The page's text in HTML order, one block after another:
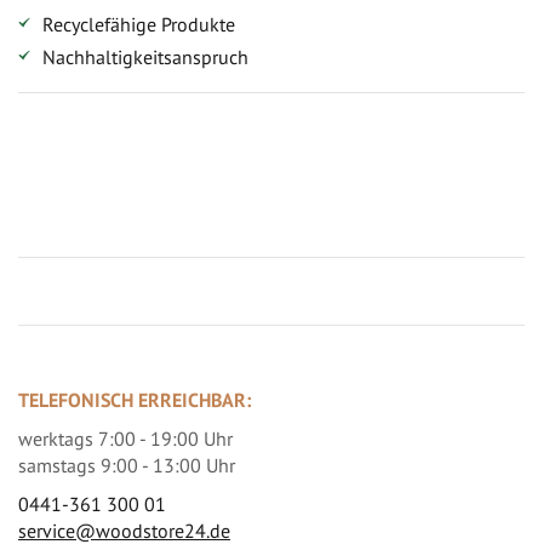
Recyclefähige Produkte
Nachhaltigkeitsanspruch
TELEFONISCH ERREICHBAR:
werktags 7:00 - 19:00 Uhr
samstags 9:00 - 13:00 Uhr
0441-361 300 01
service@woodstore24.de